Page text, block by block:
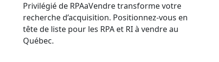
Privilégié de RPAaVendre transforme votre
recherche d’acquisition. Positionnez-vous en
tête de liste pour les RPA et RI à vendre au
Québec.